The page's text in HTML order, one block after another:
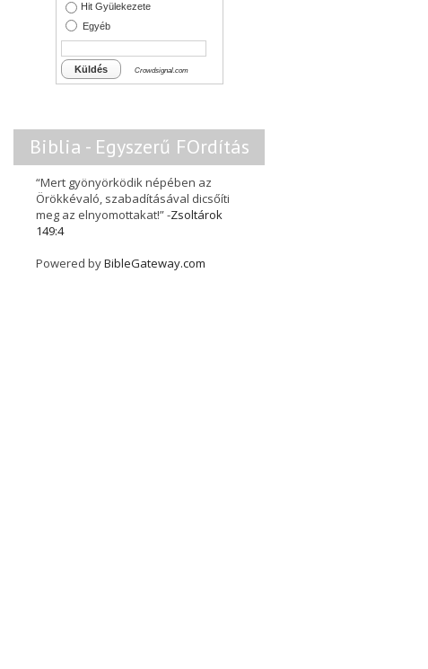
Hit Gyülekezete
Egyéb
Küldés Crowdsignal.com
Biblia - Egyszerű FOrdítás
“Mert gyönyörködik népében az
Örökkévaló, szabadításával dicsőíti
meg az elnyomottakat!” -Zsoltárok
149:4
Powered byBibleGateway.com